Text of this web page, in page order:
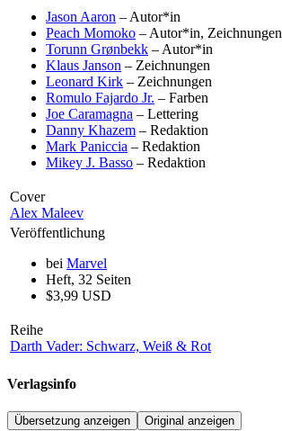
Jason Aaron – Autor*in
Peach Momoko – Autor*in, Zeichnungen
Torunn Grønbekk – Autor*in
Klaus Janson – Zeichnungen
Leonard Kirk – Zeichnungen
Romulo Fajardo Jr. – Farben
Joe Caramagna – Lettering
Danny Khazem – Redaktion
Mark Paniccia – Redaktion
Mikey J. Basso – Redaktion
Cover
Alex Maleev
Veröffentlichung
bei Marvel
Heft, 32 Seiten
$3,99 USD
Reihe
Darth Vader: Schwarz, Weiß & Rot
Verlagsinfo
Übersetzung anzeigen Original anzeigen